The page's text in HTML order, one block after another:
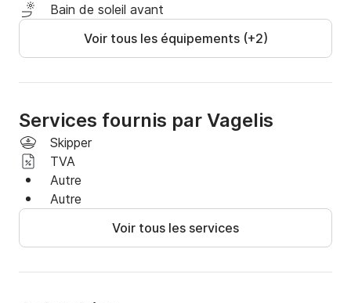
À bientôt,
Vagelis
Bain de soleil avant
Voir tous les équipements (+2)
Services fournis par Vagelis
Skipper
TVA
Autre
Autre
Voir tous les services